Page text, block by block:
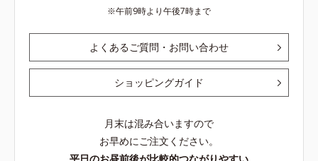
午前9時より午後7時まで
よくあるご質問・お問い合わせ
ショッピングガイド
月末は混み合いますので
お早めにご注文ください。